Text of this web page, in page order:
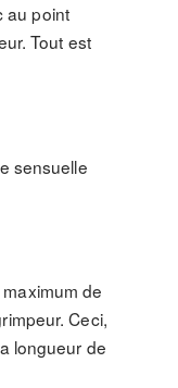
au point
Tout est
sensuelle
de
Ceci,
longueur de